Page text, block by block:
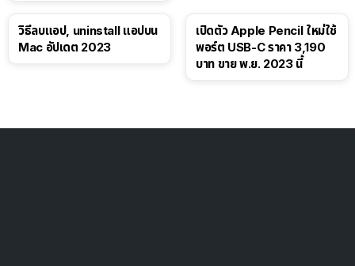
วิธีลบแอป, uninstall แอปบน
Mac อัปเดต 2023
เปิดตัว Apple Pencil ใหม่ใช้
พอร์ต USB-C ราคา 3,190
บาท ขาย พ.ย. 2023 นี้